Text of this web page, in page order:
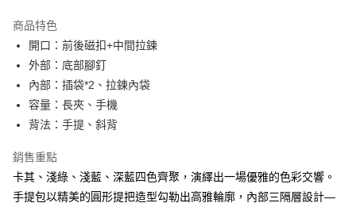
Apple Pay
街口支付
悠遊付
大哥付你分期
相關說明
1.本服務由台灣大哥大提供，台灣大哥大用戶可立即使用無須另外申請。
2.付款方式選擇「大哥付你分期」，訂單成立後會自動跳轉到大哥付的交易
AFTEE先享後付
相關說明
商品特色
開口：前後磁扣+中間拉鍊
外部：底部腳釘
內部：插袋*2、拉鍊內袋
容量：長夾、手機
背法：手提、斜背
銷售重點
卡其、淺綠、淺藍、深藍四色齊聚，演繹出一場優雅的色彩交響。
手提包以精美的圓形提把造型勾勒出高雅輪廓，內部三隔層設計—